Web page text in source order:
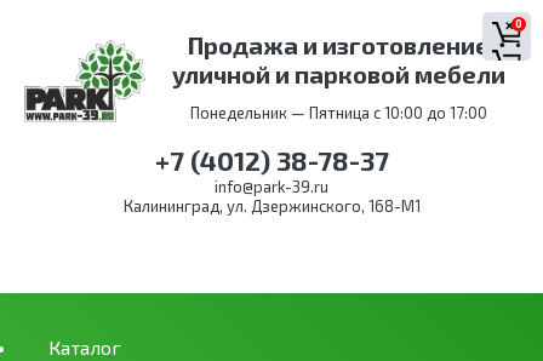
Продажа и изготовление
уличной и парковой мебели
Понедельник — Пятница с 10:00 до 17:00
0
+7 (4012) 38-78-37
info@park-39.ru
Калининград, ул. Дзержинского, 168-М1
Каталог